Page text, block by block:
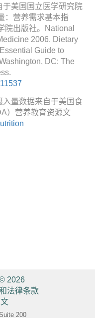
美国国立医学研究院
：营养需求基本指
院出版社。National
2006. Dietary
Guide to
DC: The
入量数据来自于美国食
）营养教育资源文
2026
法律条款
200